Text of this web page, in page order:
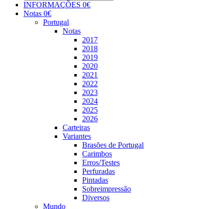
INFORMAÇÕES 0€
Notas 0€
Portugal
Notas
2017
2018
2019
2020
2021
2022
2023
2024
2025
2026
Carteiras
Variantes
Brasões de Portugal
Carimbos
Erros/Testes
Perfuradas
Pintadas
Sobreimpressão
Diversos
Mundo